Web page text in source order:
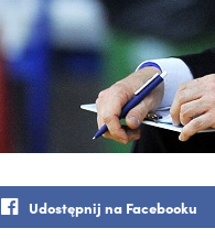
Udostępnij na Facebooku